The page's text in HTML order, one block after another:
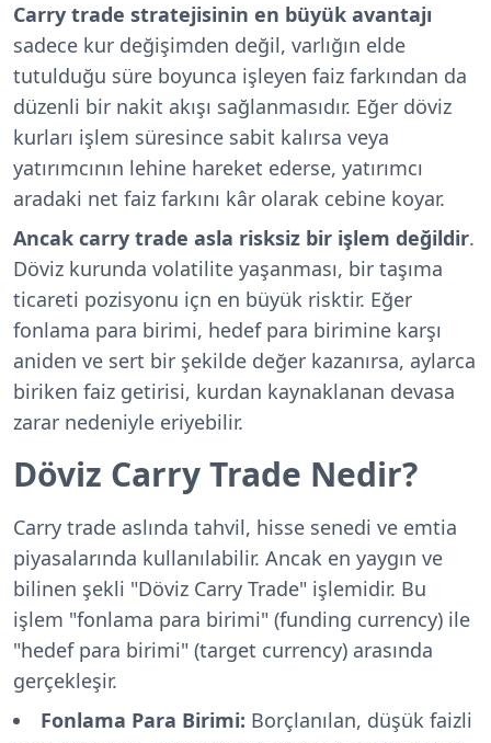
Carry trade stratejisinin en büyük avantajı
sadece kur değişimden değil, varlığın elde
tutulduğu süre boyunca işleyen faiz farkından da
düzenli bir nakit akışı sağlanmasıdır. Eğer döviz
kurları işlem süresince sabit kalırsa veya
yatırımcının lehine hareket ederse, yatırımcı
aradaki net faiz farkını kâr olarak cebine koyar.
Ancak carry trade asla risksiz bir işlem değildir.
Döviz kurunda volatilite yaşanması, bir taşıma
ticareti pozisyonu içn en büyük risktir. Eğer
fonlama para birimi, hedef para birimine karşı
aniden ve sert bir şekilde değer kazanırsa, aylarca
biriken faiz getirisi, kurdan kaynaklanan devasa
zarar nedeniyle eriyebilir.
Döviz Carry Trade Nedir?
Carry trade aslında tahvil, hisse senedi ve emtia
piyasalarında kullanılabilir. Ancak en yaygın ve
bilinen şekli "Döviz Carry Trade" işlemidir. Bu
işlem "fonlama para birimi" (funding currency) ile
"hedef para birimi" (target currency) arasında
gerçekleşir.
Fonlama Para Birimi: Borçlanılan, düşük faizli